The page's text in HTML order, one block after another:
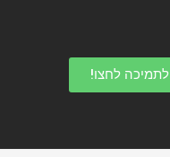
לתמיכה לחצו!